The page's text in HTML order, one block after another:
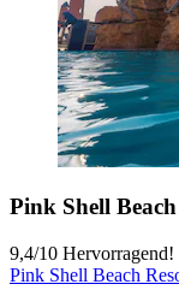
Pink Shell
9,4/10
Pink Shell Beach